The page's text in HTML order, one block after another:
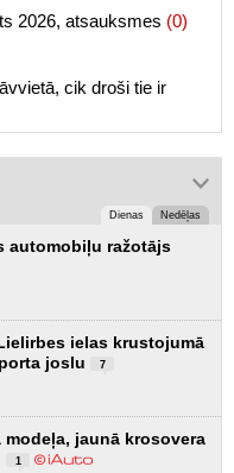
2026, atsauksmes (0)
cik droši tie ir
Dienas Nedēļas
automobiļu ražotājs
ielas krustojumā
joslu
7
jaunā krosovera
1